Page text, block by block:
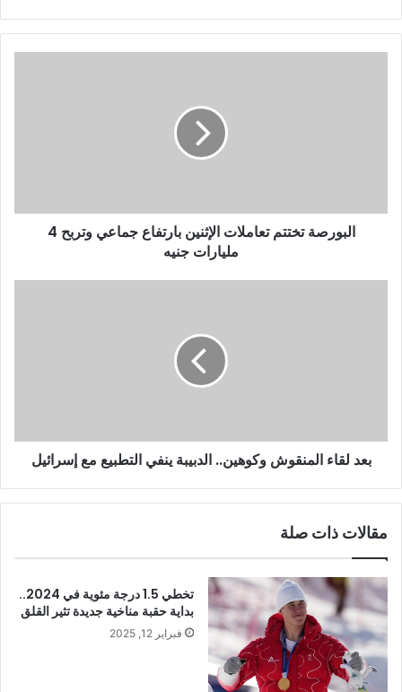
البورصة تختتم تعاملات الإثنين بارتفاع جماعي وتربح 4
مليارات جنيه
بعد لقاء المنقوش وكوهين.. الدبيبة ينفي التطبيع مع إسرائيل
مقالات ذات صلة
تخطي 1.5 درجة مئوية في 2024..
بداية حقبة مناخية جديدة تثير القلق
فبراير 12, 2025